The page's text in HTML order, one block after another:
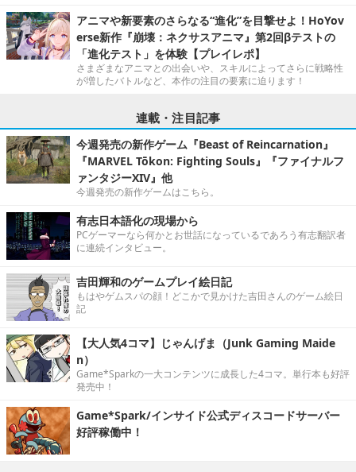
アニマや新要素のさらなる“進化”を目撃せよ！HoYov
erse新作『崩壊：ネクサスアニマ』第2回βテストの
「進化テスト」を体験【プレイレポ】
さまざまなアニマとの出会いや、スキルによってさらに戦略性
が増したバトルなど、本作の注目の要素に迫ります！
連載・注目記事
今週発売の新作ゲーム『Beast of Reincarnation』
『MARVEL Tōkon: Fighting Souls』『ファイナルフ
ァンタジーXIV』他
今週発売の新作ゲームはこちら。
有志日本語化の現場から
PCゲーマーなら何かとお世話になっているであろう有志翻訳者
に連続インタビュー。
吉田輝和のゲームプレイ絵日記
もはやゲムスパの顔！どこかで見かけた吉田さんのゲーム絵日
記
【大人気4コマ】じゃんげま（Junk Gaming Maide
n）
Game*Sparkの一大コンテンツに成長した4コマ。単行本も好評
発売中！
Game*Spark/インサイド公式ディスコードサーバー
好評稼働中！